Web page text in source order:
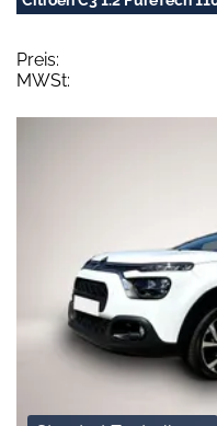
Preis:
MWSt: